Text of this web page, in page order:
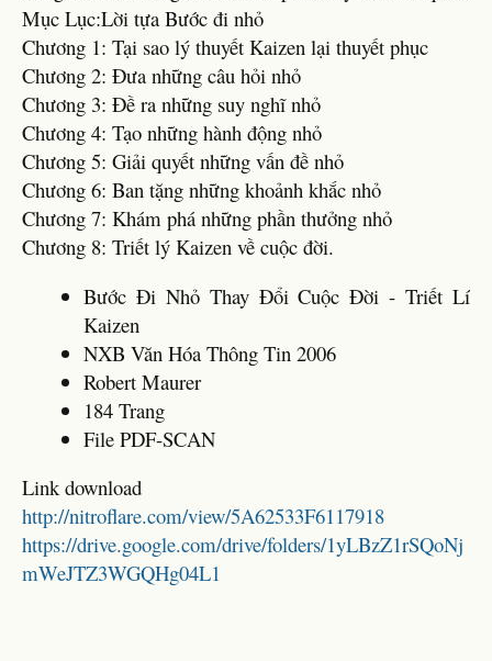
Mục Lục:Lời tựa Bước đi nhỏ
Chương 1: Tại sao lý thuyết Kaizen lại thuyết phục
Chương 2: Đưa những câu hỏi nhỏ
Chương 3: Đề ra những suy nghĩ nhỏ
Chương 4: Tạo những hành động nhỏ
Chương 5: Giải quyết những vấn đề nhỏ
Chương 6: Ban tặng những khoảnh khắc nhỏ
Chương 7: Khám phá những phần thưởng nhỏ
Chương 8: Triết lý Kaizen về cuộc đời.
Bước Đi Nhỏ Thay Đổi Cuộc Đời - Triết Lí
Kaizen
NXB Văn Hóa Thông Tin 2006
Robert Maurer
184 Trang
File PDF-SCAN
Link download
http://nitroflare.com/view/5A62533F6117918
https://drive.google.com/drive/folders/1yLBzZ1rSQoNj
mWeJTZ3WGQHg04L1